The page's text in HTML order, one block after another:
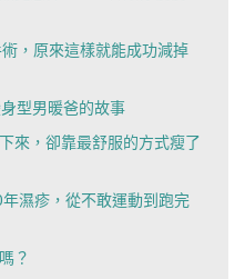
，原來這樣就能成功減掉
型男暖爸的故事
來，卻靠最舒服的方式瘦了
濕疹，從不敢運動到跑完
？